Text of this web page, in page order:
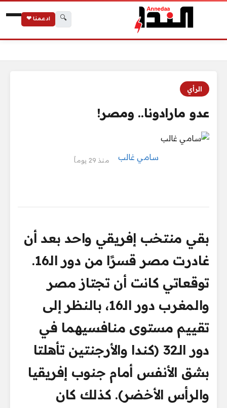
🔍 ادعمنا ❤
الرأي
عدو مارادونا.. ومصر!
سامي غالب منذ 29 يوماً
بقي منتخب إفريقي واحد بعد أن
غادرت مصر قسرًا من دور الـ16.
توقعاتي كانت أن تجتاز مصر
والمغرب دور الـ16، بالنظر إلى
تقييم مستوى منافسيهما في
دور الـ32 (كندا والأرجنتين تأهلتا
بشق الأنفس أمام جنوب إفريقيا
والرأس الأخضر). كذلك كان